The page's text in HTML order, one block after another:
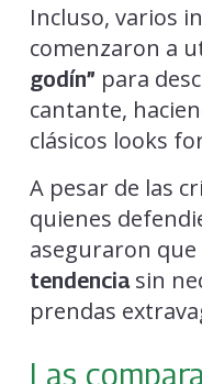
Incluso, varios
comenzaron a
godín” para
cantante,
clásicos looks
A pesar de las
quienes
aseguraron que
tendencia sin
prendas
Las